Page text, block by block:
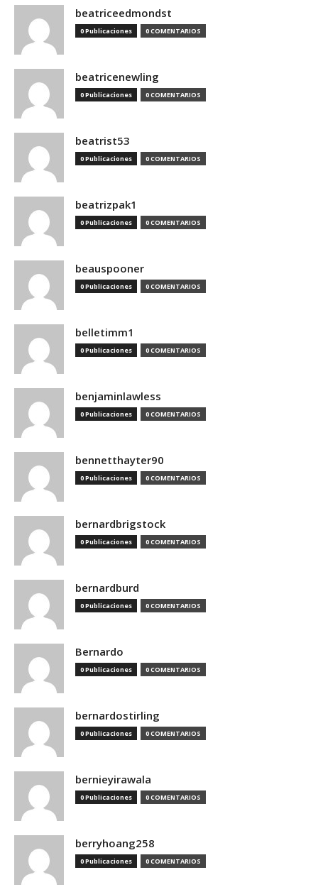
beatriceedmondst
0 Publicaciones 0 COMENTARIOS
beatricenewling
0 Publicaciones 0 COMENTARIOS
beatrist53
0 Publicaciones 0 COMENTARIOS
beatrizpak1
0 Publicaciones 0 COMENTARIOS
beauspooner
0 Publicaciones 0 COMENTARIOS
belletimm1
0 Publicaciones 0 COMENTARIOS
benjaminlawless
0 Publicaciones 0 COMENTARIOS
bennetthayter90
0 Publicaciones 0 COMENTARIOS
bernardbrigstock
0 Publicaciones 0 COMENTARIOS
bernardburd
0 Publicaciones 0 COMENTARIOS
Bernardo
0 Publicaciones 0 COMENTARIOS
bernardostirling
0 Publicaciones 0 COMENTARIOS
bernieyirawala
0 Publicaciones 0 COMENTARIOS
berryhoang258
0 Publicaciones 0 COMENTARIOS